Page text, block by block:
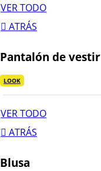
VER TODO
ATRÁS
Pantalón de vestir
LOOK
VER TODO
ATRÁS
Blusa